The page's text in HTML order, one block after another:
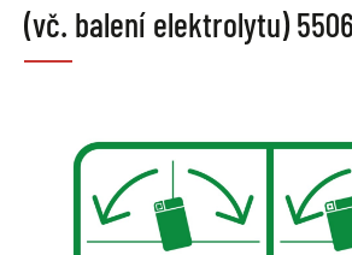
(vč. balení elektrolytu)